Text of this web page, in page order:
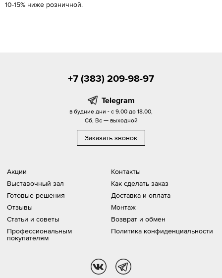
10-15% ниже розничной.
Акции
Выставочный зал
Готовые решения
Отзывы
Статьи и советы
Профессиональным
покупателям
Контакты
Как сделать заказ
Доставка и оплата
Монтаж
Возврат и обмен
Политика конфиденциальности
+7 (383) 209-98-97
Telegram
в будние дни - с 9.00 до 18.00,
Сб, Вс — выходной
Заказать звонок